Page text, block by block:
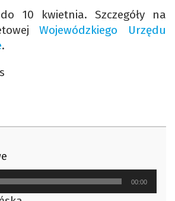
10 kwietnia. Szczegóły na
Wojewódzkiego Urzędu
.
00:00